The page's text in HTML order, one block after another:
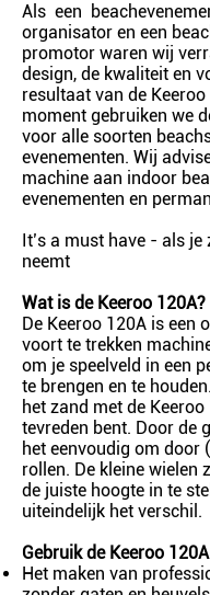
Als een
organisator en een
promotor waren wij
design, de kwaliteit en
resultaat van de
moment gebruiken we
voor alle soorten
evenementen. Wij
machine aan indoor
evenementen en
It’s a must have - als
neemt
Wat is de Keeroo 120A?
De Keeroo 120A is een
voort te trekken
om je speelveld in een
te brengen en te
het zand met de
tevreden bent. Door de
het eenvoudig om door
rollen. De kleine wielen
de juiste hoogte in te
uiteindelijk het verschil.
Gebruik de Keeroo
Het maken van